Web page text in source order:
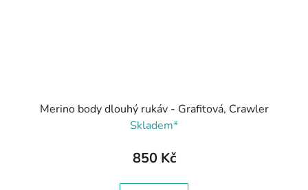
Merino body dlouhý rukáv - Grafitová, Crawler
Skladem*
850 Kč